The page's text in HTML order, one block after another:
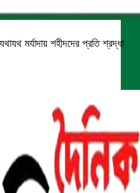
মর্যাদায় শহীদদের প্রতি শ্রদ্ধা